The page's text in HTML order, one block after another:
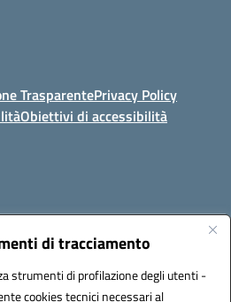
di tracciamento
strumenti di profilazione degli utenti -
cookies tecnici necessari al
TrasparentePrivacy Policy
Obiettivi di accessibilità
81020 Casapulla (CE)
ceic82800v@pec.istruzione.it